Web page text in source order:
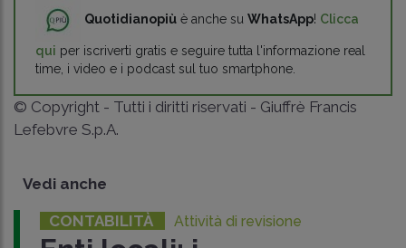
Quotidianopiù è anche su WhatsApp! Clicca
qui per iscriverti gratis e seguire tutta l'informazione real
time, i video e i podcast sul tuo smartphone.
© Copyright - Tutti i diritti riservati - Giuffrè Francis
Lefebvre S.p.A.
Vedi anche
CONTABILITÀ Attività di revisione